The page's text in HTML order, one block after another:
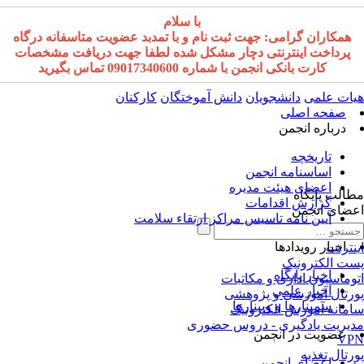
با سلام
همکاران گرامی: جهت ثبت نام و با تمدبد عضویت متاسفانه درگاه
پرداخت اینترنتی دچار مشکل شده لطفا جهت دریافت مشخصات
کارت بانکی انجمن با شماره 09017340600 تماس بگیرید
علمی دانشجویان دانش آموختگان کارکنان
صفحه اصلی
درباره انجمن
تاریخچه
اساسنامه انجمن
اعضای هیئت مدیره
گزارش اقدامات
آیین نامه تاسیس مراکز ارتقاء سلامت
اخبار رویدادها
اخبار پایگاه
اخبار علمی
سمینارها و وبینارها
عضویت در انجمن
پایگاه
انجمن
الکترونیک
اداری و مکاتبات
آموزشی و پژوهشی
آموزش الکترونیک
یادگیری - دروس حضوری
تغذیه